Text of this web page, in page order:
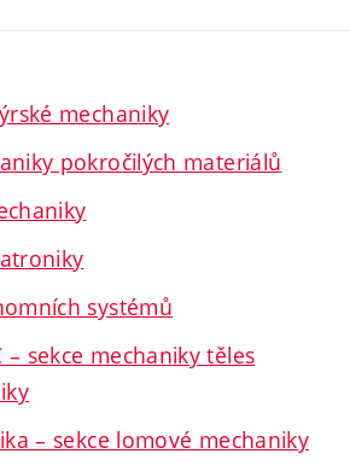
mechaniky
pokročilých materiálů
systémů
– sekce mechaniky těles
– sekce lomové mechaniky